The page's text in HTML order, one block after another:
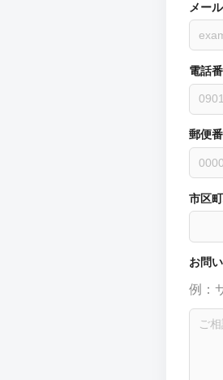
第3
メー
電話
郵便
市区
お問
例：